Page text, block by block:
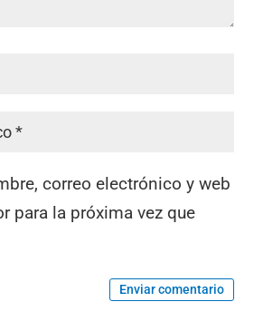
correo electrónico y web
para la próxima vez que
Enviar comentario